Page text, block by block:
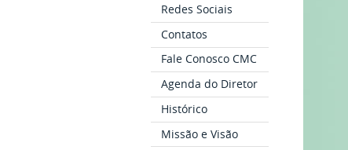
Redes Sociais
Contatos
Fale Conosco CMC
Agenda do Diretor
Histórico
Missão e Visão